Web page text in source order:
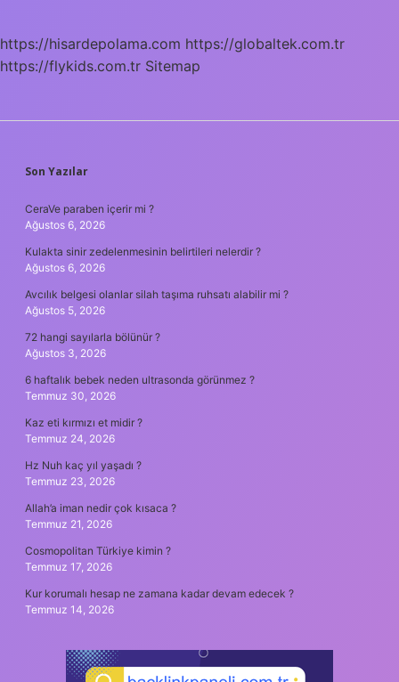
https://hisardepolama.com https://globaltek.com.tr
https://flykids.com.tr Sitemap
SIDEBAR
Son Yazılar
CeraVe paraben içerir mi ?
Ağustos 6, 2026
Kulakta sinir zedelenmesinin belirtileri nelerdir ?
Ağustos 6, 2026
Avcılık belgesi olanlar silah taşıma ruhsatı alabilir mi ?
Ağustos 5, 2026
72 hangi sayılarla bölünür ?
Ağustos 3, 2026
6 haftalık bebek neden ultrasonda görünmez ?
Temmuz 30, 2026
Kaz eti kırmızı et midir ?
Temmuz 24, 2026
Hz Nuh kaç yıl yaşadı ?
Temmuz 23, 2026
Allah’a iman nedir çok kısaca ?
Temmuz 21, 2026
Cosmopolitan Türkiye kimin ?
Temmuz 17, 2026
Kur korumalı hesap ne zamana kadar devam edecek ?
Temmuz 14, 2026